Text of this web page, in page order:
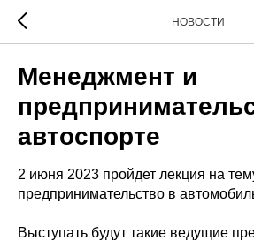
НОВОСТИ
Менеджмент и
автоспорте
2 июня 2023 пройдет лекция на
предпринимательство в
Выступать будут такие ведущие